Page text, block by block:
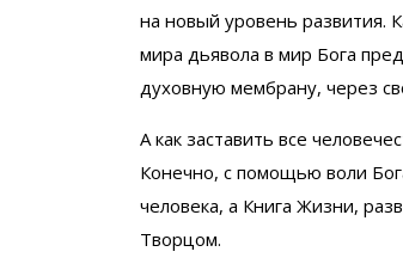
на новый уровень развития.
мира дьявола в мир Бога
духовную мембрану, через
А как заставить все
Конечно, с помощью воли
человека, а Книга Жизни,
Творцом.